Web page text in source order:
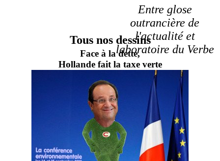
Entre glose
outrancière de
l'actualité et
laboratoire du Verbe
Tous nos dessins
Face à la dette,
Hollande fait la taxe verte